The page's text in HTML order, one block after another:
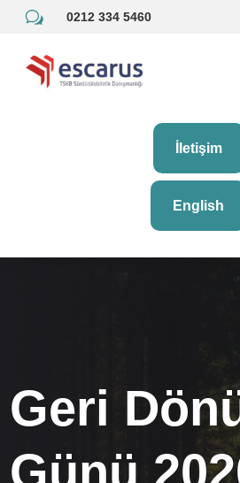
w 0212 334 5460
İletişim
English
Geri